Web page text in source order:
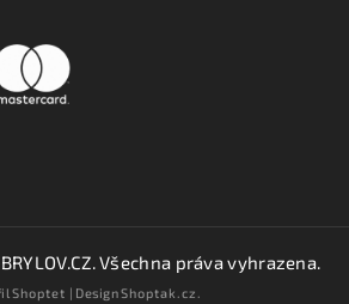
. Všechna práva vyhrazena.
Shoptet | DesignShoptak.cz.